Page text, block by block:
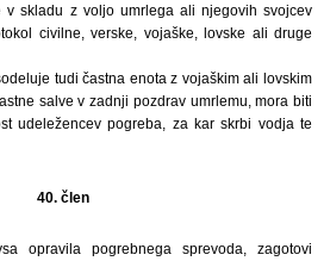
v skladu z voljo umrlega ali njegovih svojcev
civilne, verske, vojaške, lovske ali druge
tudi častna enota z vojaškim ali lovskim
salve v zadnji pozdrav umrlemu, mora biti
udeležencev pogreba, za kar skrbi vodja te
40. člen
opravila pogrebnega sprevoda, zagotovi